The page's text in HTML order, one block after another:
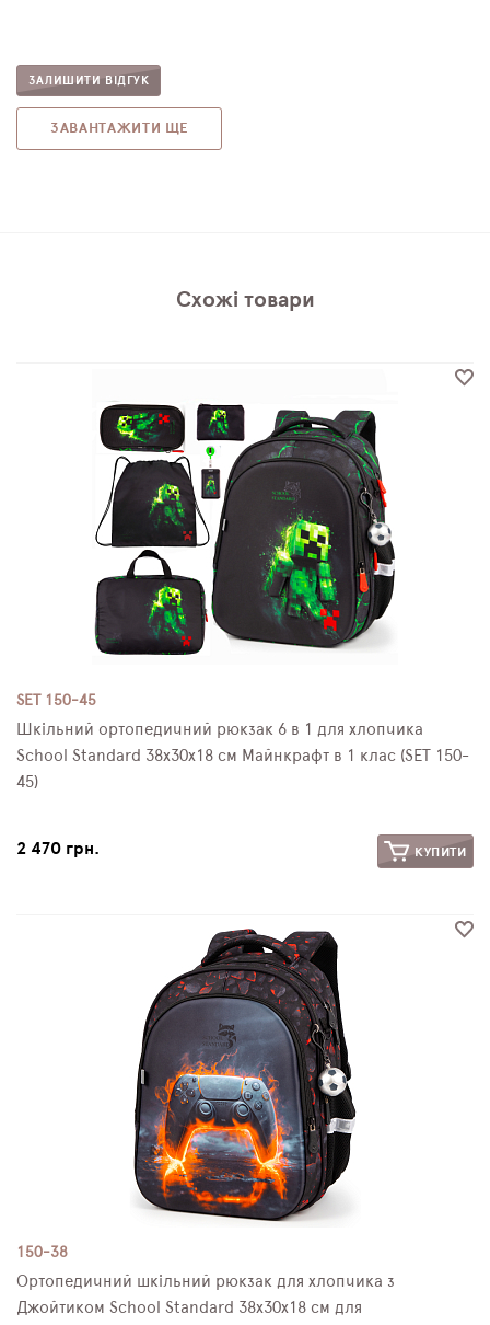
ЗАЛИШИТИ ВІДГУК
ЗАВАНТАЖИТИ ЩЕ
Схожі товари
SET 150-45
Шкільний ортопедичний рюкзак 6 в 1 для хлопчика
School Standard 38х30х18 см Майнкрафт в 1 клас (SET 150-
45)
2 470 грн. КУПИТИ
150-38
Ортопедичний шкільний рюкзак для хлопчика з
Джойтиком School Standard 38х30х18 см для